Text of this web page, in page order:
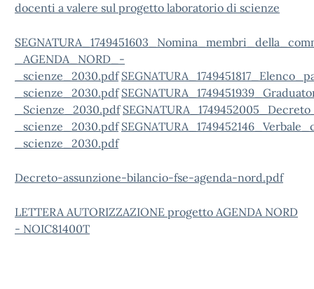
docenti a valere sul progetto laboratorio di scienze
_AGENDA_NORD_-
_scienze_2030.pdf
_scienze_2030.pdf
_Scienze_2030.pdf
_scienze_2030.pdf
_scienze_2030.pdf
Decreto-assunzione-bilancio-fse-agenda-nord.pdf
LETTERA AUTORIZZAZIONE progetto AGENDA NORD
- NOIC81400T